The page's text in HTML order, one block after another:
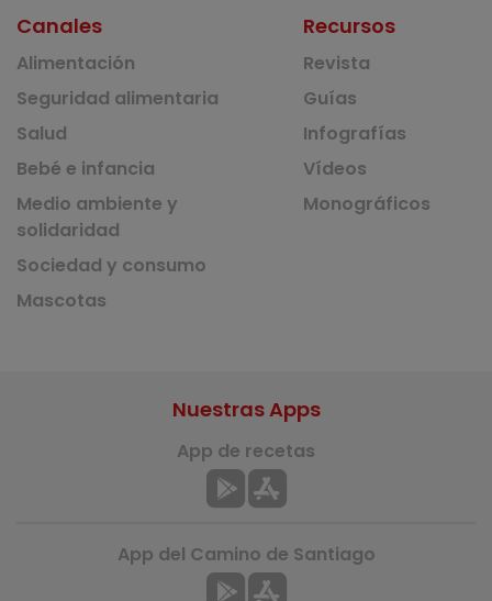
Canales
Alimentación
Seguridad alimentaria
Salud
Bebé e infancia
Medio ambiente y
solidaridad
Sociedad y consumo
Mascotas
Recursos
Revista
Guías
Infografías
Vídeos
Monográficos
Nuestras Apps
App de recetas
App del Camino de Santiago